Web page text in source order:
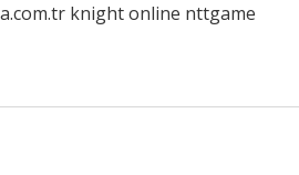
knight online nttgame